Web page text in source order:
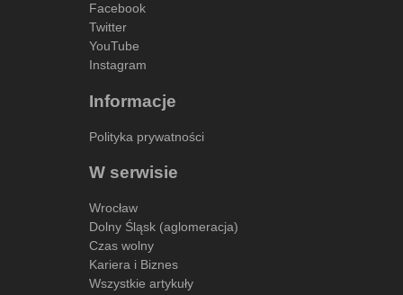
Facebook
Twitter
YouTube
Instagram
Informacje
Polityka prywatności
W serwisie
Wrocław
Dolny Śląsk (aglomeracja)
Czas wolny
Kariera i Biznes
Wszystkie artykuły